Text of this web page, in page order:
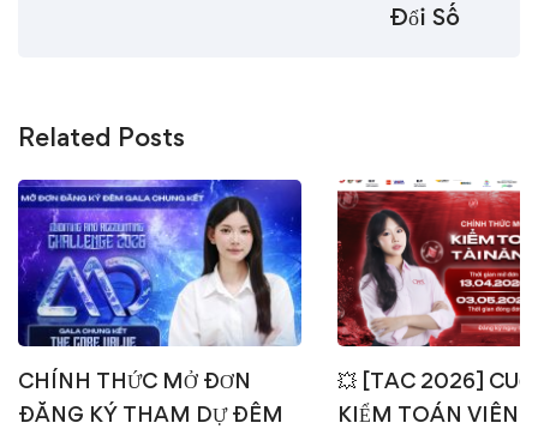
Đổi Số
Related Posts
CHÍNH THỨC MỞ ĐƠN
ĐĂNG KÝ THAM DỰ ĐÊM
💥 [TAC 2026]
KIỂM TOÁN VIÊN